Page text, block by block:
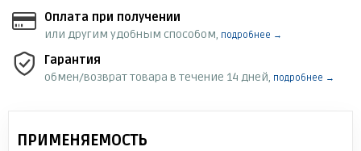
Оплата при получении
или другим удобным способом, подробнее →
Гарантия
обмен/возврат товара в течение 14 дней, подробнее →
ПРИМЕНЯЕМОСТЬ